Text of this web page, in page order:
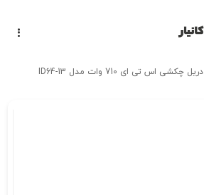
دریل چکشی اس تی ای 710 وات مدل ID64-13